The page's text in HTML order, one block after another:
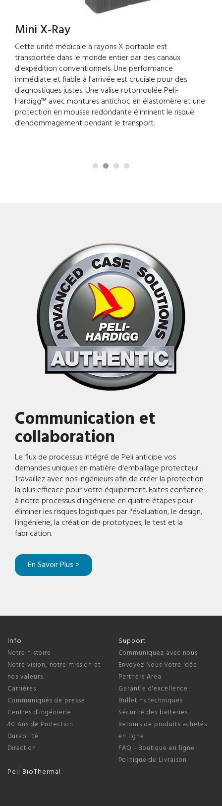
Mini X-Ray
Cette unité médicale à rayons X portable est
transportée dans le monde entier par des canaux
d'expédition conventionnels. Une performance
immédiate et fiable à l'arrivée est cruciale pour des
diagnostiques justes. Une valise rotomoulée Peli-
Hardigg™ avec montures antichoc en élastomère et une
protection en mousse redondante éliminent le risque
d’endommagement pendant le transport.
Communication et
collaboration
Le flux de processus intégré de Peli anticipe vos
demandes uniques en matière d'emballage protecteur.
Travaillez avec nos ingénieurs afin de créer la protection
la plus efficace pour votre équipement. Faites confiance
à notre processus d'ingénierie en quatre étapes pour
éliminer les risques logistiques par l'évaluation, le design,
l'ingénierie, la création de prototypes, le test et la
fabrication.
En Savoir Plus >
Info
Notre histoire
Notre vision, notre mission et
nos valeurs
Carrières
Communiqués de presse
Centres d'ingénierie
40 Ans de Protection
Durabilité
Direction
Peli BioThermal
Support
Communiquez avec nous
Envoyez Nous Votre Idée
Partners Area
Garantie d'excellence
Bulletins techniques
Sécurité des batteries
Retours de produits achetés
en ligne
FAQ - Boutique en ligne
Politique de Livraison